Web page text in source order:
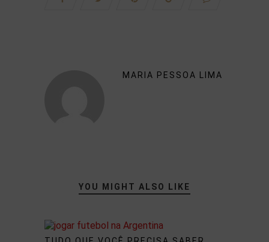
MARIA PESSOA LIMA
YOU MIGHT ALSO LIKE